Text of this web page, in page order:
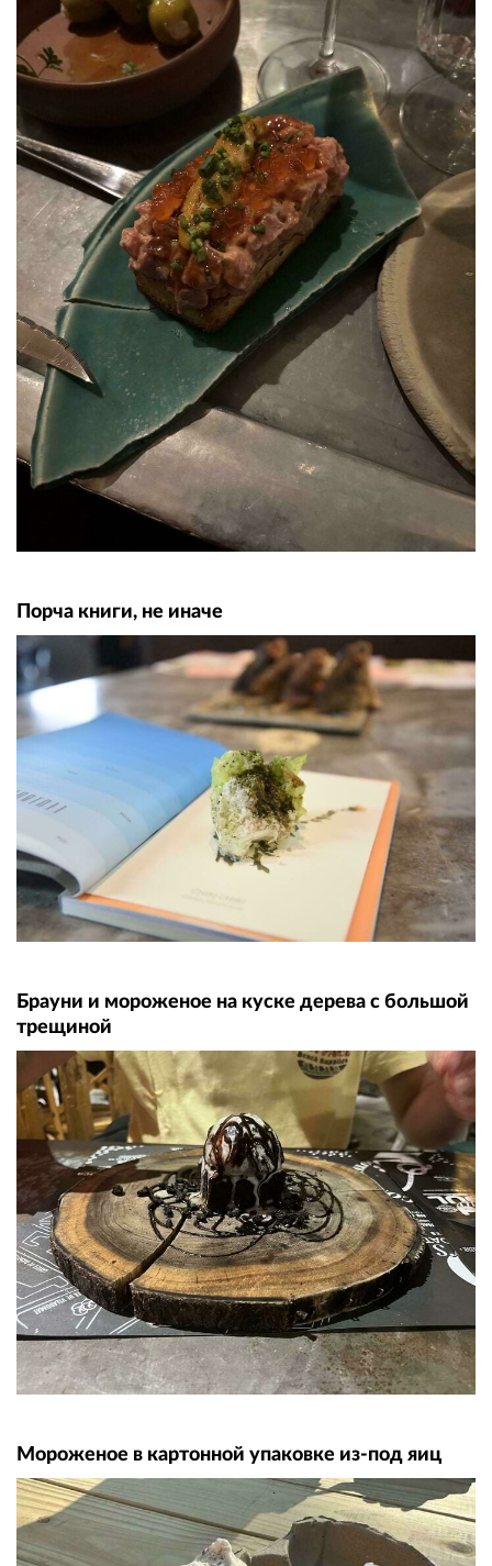
Порча книги, не иначе
Брауни и мороженое на куске дерева с большой
трещиной
Мороженое в картонной упаковке из-под яиц